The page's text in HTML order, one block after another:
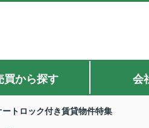
買から探す 会
ートロック付き賃貸物件特集